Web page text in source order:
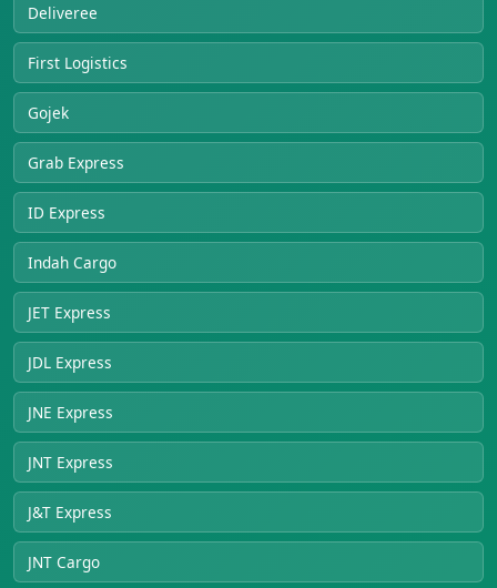
Deliveree
First Logistics
Gojek
Grab Express
ID Express
Indah Cargo
JET Express
JDL Express
JNE Express
JNT Express
J&T Express
JNT Cargo